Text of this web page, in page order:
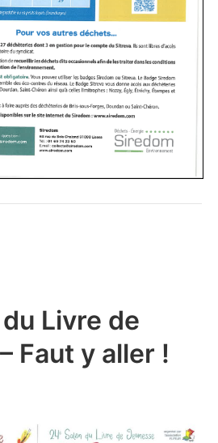
Livre de
Faut y aller !